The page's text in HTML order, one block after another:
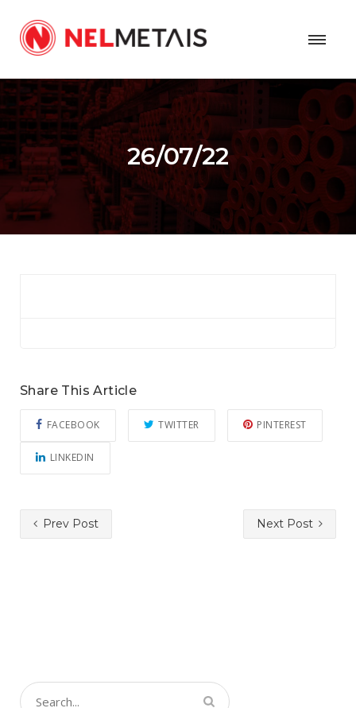
26/07/22
Share This Article
FACEBOOK TWITTER PINTEREST
LINKEDIN
Prev Post Next Post